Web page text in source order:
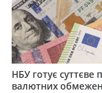
НБУ готує суттєве
валютних